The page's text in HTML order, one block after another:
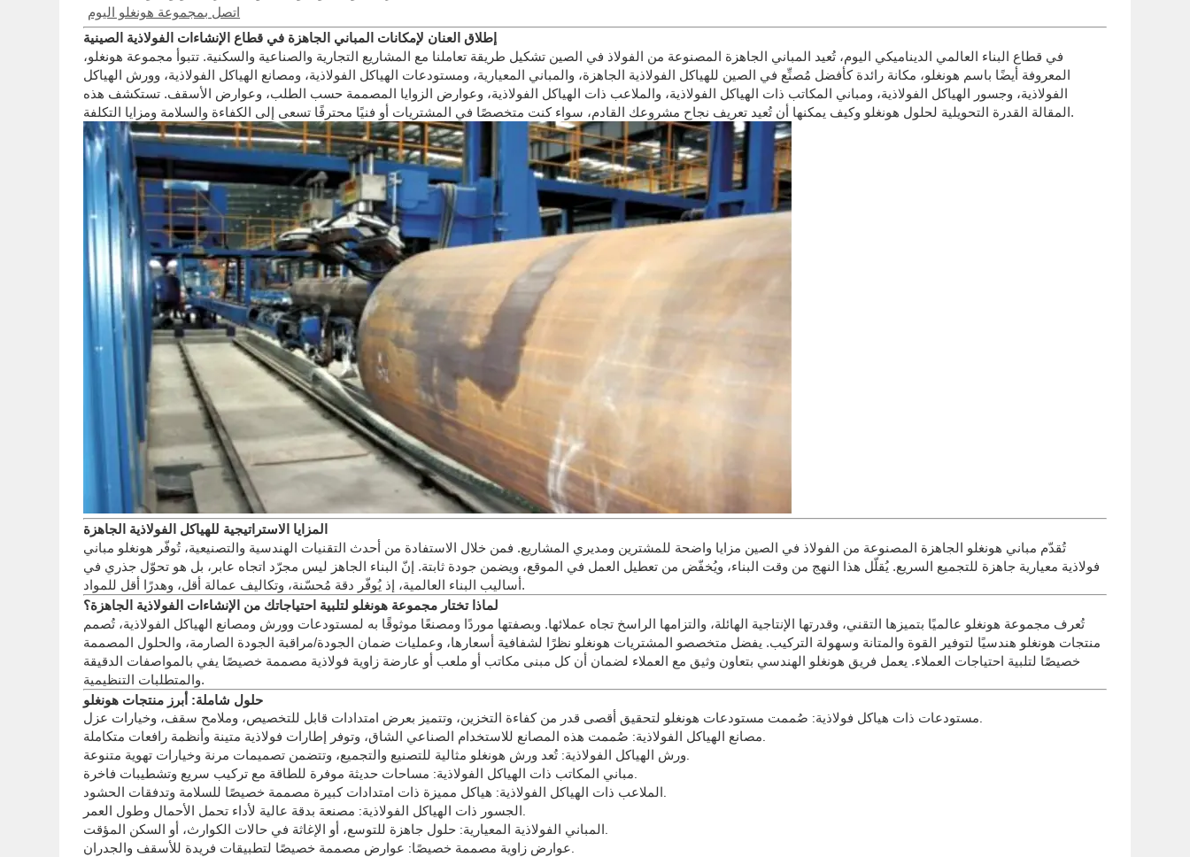
اتصل بمجموعة هونغلو اليوم
إطلاق العنان لإمكانات المباني الجاهزة في قطاع الإنشاءات الفولاذية الصينية
في قطاع البناء العالمي الديناميكي اليوم، تُعيد المباني الجاهزة المصنوعة من الفولاذ في الصين تشكيل طريقة تعاملنا مع المشاريع التجارية والصناعية والسكنية. تتبوأ مجموعة هونغلو،
المعروفة أيضًا باسم هونغلو، مكانة رائدة كأفضل مُصنِّع في الصين للهياكل الفولاذية الجاهزة، والمباني المعيارية، ومستودعات الهياكل الفولاذية، ومصانع الهياكل الفولاذية، وورش الهياكل
الفولاذية، وجسور الهياكل الفولاذية، ومباني المكاتب ذات الهياكل الفولاذية، والملاعب ذات الهياكل الفولاذية، وعوارض الزوايا المصممة حسب الطلب، وعوارض الأسقف. تستكشف هذه
المقالة القدرة التحويلية لحلول هونغلو وكيف يمكنها أن تُعيد تعريف نجاح مشروعك القادم، سواء كنت متخصصًا في المشتريات أو فنيًا محترفًا تسعى إلى الكفاءة والسلامة ومزايا التكلفة.
المزايا الاستراتيجية للهياكل الفولاذية الجاهزة
تُقدّم مباني هونغلو الجاهزة المصنوعة من الفولاذ في الصين مزايا واضحة للمشترين ومديري المشاريع. فمن خلال الاستفادة من أحدث التقنيات الهندسية والتصنيعية، تُوفّر هونغلو مباني
فولاذية معيارية جاهزة للتجميع السريع. يُقلّل هذا النهج من وقت البناء، ويُخفّض من تعطيل العمل في الموقع، ويضمن جودة ثابتة. إنّ البناء الجاهز ليس مجرّد اتجاه عابر، بل هو تحوّل جذري في
أساليب البناء العالمية، إذ يُوفّر دقة مُحسّنة، وتكاليف عمالة أقل، وهدرًا أقل للمواد.
لماذا تختار مجموعة هونغلو لتلبية احتياجاتك من الإنشاءات الفولاذية الجاهزة؟
تُعرف مجموعة هونغلو عالميًا بتميزها التقني، وقدرتها الإنتاجية الهائلة، والتزامها الراسخ تجاه عملائها. وبصفتها موردًا ومصنعًا موثوقًا به لمستودعات وورش ومصانع الهياكل الفولاذية، تُصمم
منتجات هونغلو هندسيًا لتوفير القوة والمتانة وسهولة التركيب. يفضل متخصصو المشتريات هونغلو نظرًا لشفافية أسعارها، وعمليات ضمان الجودة/مراقبة الجودة الصارمة، والحلول المصممة
خصيصًا لتلبية احتياجات العملاء. يعمل فريق هونغلو الهندسي بتعاون وثيق مع العملاء لضمان أن كل مبنى مكاتب أو ملعب أو عارضة زاوية فولاذية مصممة خصيصًا يفي بالمواصفات الدقيقة
والمتطلبات التنظيمية.
حلول شاملة: أبرز منتجات هونغلو
مستودعات ذات هياكل فولاذية: صُممت مستودعات هونغلو لتحقيق أقصى قدر من كفاءة التخزين، وتتميز بعرض امتدادات قابل للتخصيص، وملامح سقف، وخيارات عزل.
مصانع الهياكل الفولاذية: صُممت هذه المصانع للاستخدام الصناعي الشاق، وتوفر إطارات فولاذية متينة وأنظمة رافعات متكاملة.
ورش الهياكل الفولاذية: تُعد ورش هونغلو مثالية للتصنيع والتجميع، وتتضمن تصميمات مرنة وخيارات تهوية متنوعة.
مباني المكاتب ذات الهياكل الفولاذية: مساحات حديثة موفرة للطاقة مع تركيب سريع وتشطيبات فاخرة.
الملاعب ذات الهياكل الفولاذية: هياكل مميزة ذات امتدادات كبيرة مصممة خصيصًا للسلامة وتدفقات الحشود.
الجسور ذات الهياكل الفولاذية: مصنعة بدقة عالية لأداء تحمل الأحمال وطول العمر.
المباني الفولاذية المعيارية: حلول جاهزة للتوسع، أو الإغاثة في حالات الكوارث، أو السكن المؤقت.
عوارض زاوية مصممة خصيصًا: عوارض مصممة خصيصًا لتطبيقات فريدة للأسقف والجدران.